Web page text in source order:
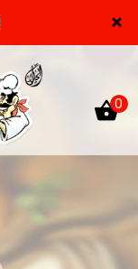
×
0